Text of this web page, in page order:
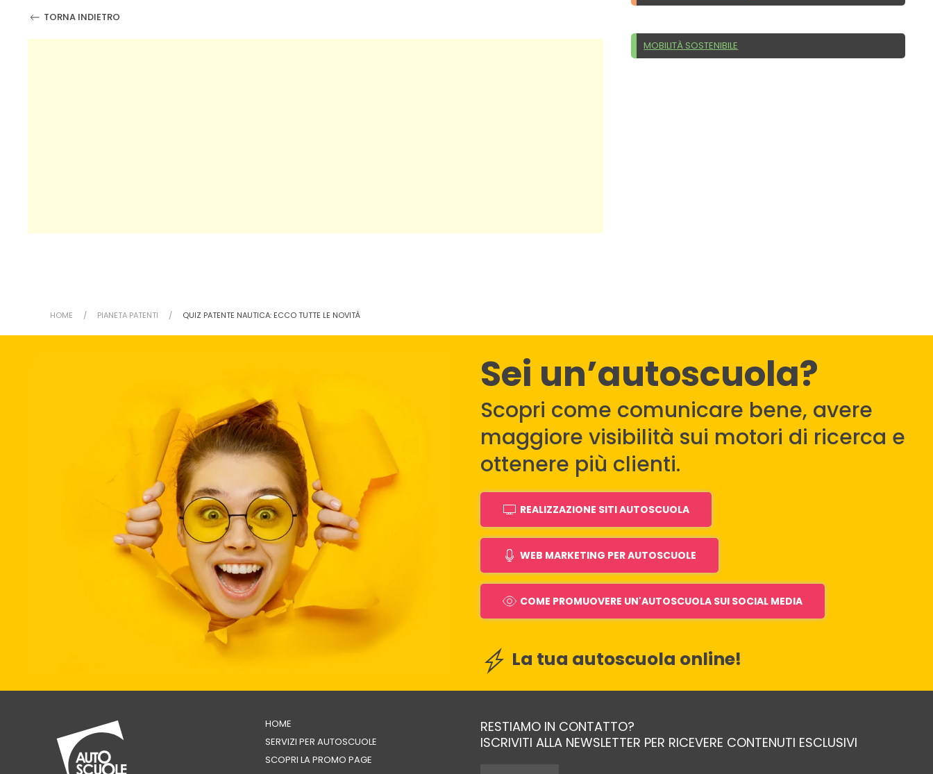
TORNA INDIETRO
MOBILITÀ SOSTENIBILE
HOME PIANETA PATENTI QUIZ PATENTE NAUTICA: ECCO TUTTE LE NOVITÀ
Sei un’autoscuola?
Scopri come comunicare bene, avere
maggiore visibilità sui motori di ricerca e
ottenere più clienti.
REALIZZAZIONE SITI AUTOSCUOLA
WEB MARKETING PER AUTOSCUOLE
COME PROMUOVERE UN'AUTOSCUOLA SUI SOCIAL MEDIA
La tua autoscuola online!
HOME
SERVIZI PER AUTOSCUOLE
SCOPRI LA PROMO PAGE
RESTIAMO IN CONTATTO?
ISCRIVITI ALLA NEWSLETTER PER RICEVERE CONTENUTI ESCLUSIVI